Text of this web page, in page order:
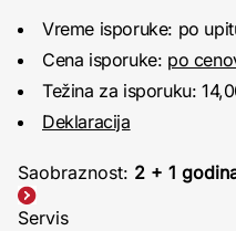
Vreme isporuke: po
Cena isporuke: po
Težina za isporuku:
Deklaracija
Saobraznost: 2 + 1
Servis